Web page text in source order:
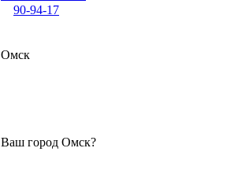
90-94-17
Омск
Ваш город Омск?